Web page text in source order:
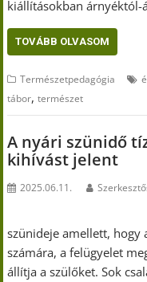
kiállításokban árnyéktól-
TOVÁBB OLVASOM
Természetpedagógia
tábor,természet
A nyári szünidő
kihívást jelent
2025.06.11.
szünideje amellett, hogy
számára, a felügyelet
állítja a szülőket. Sok